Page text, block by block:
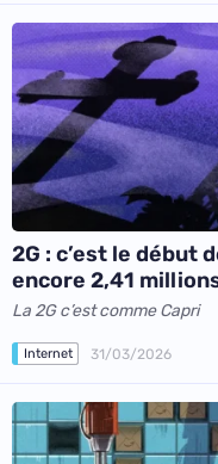
2G : c’est le début
encore 2,41
La 2G c’est comme Capri
Internet 31/03/2026